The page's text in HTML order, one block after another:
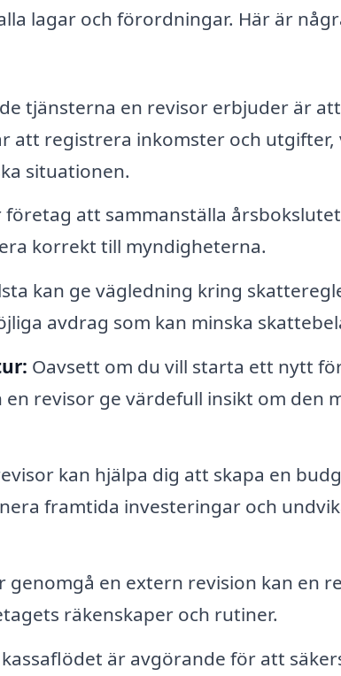
lagar och förordningar. Här är
tjänsterna en revisor erbjuder är
att registrera inkomster och utgifter,
situationen.
företag att sammanställa
korrekt till myndigheterna.
kan ge vägledning kring
avdrag som kan minska
Oavsett om du vill starta ett nytt
revisor ge värdefull insikt om den
kan hjälpa dig att skapa en
framtida investeringar och
en extern revision kan en
räkenskaper och rutiner.
är avgörande för att